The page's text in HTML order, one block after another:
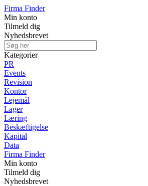
Firma Finder
Min konto
Tilmeld dig
Nyhedsbrevet
Kategorier
PR
Events
Revision
Kontor
Lejemål
Lager
Læring
Beskæftigelse
Kapital
Data
Firma Finder
Min konto
Tilmeld dig
Nyhedsbrevet